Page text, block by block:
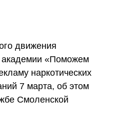
движения
академии «Поможем
наркотических
7 марта, об этом
Смоленской